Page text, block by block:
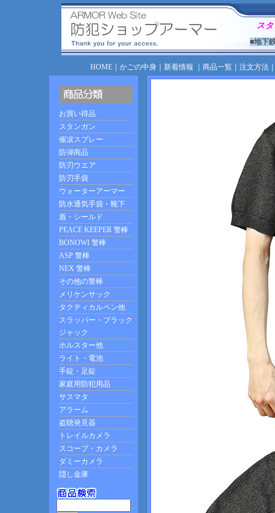
ス
■地下
HOME｜ かごの中身｜ 新着情報 商品一覧｜ 注文方法